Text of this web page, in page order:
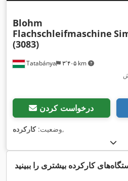
Tatabánya ۳٬۴۰۵ km
Blohm
Flachschleifmaschine
(3083)
درخواست کردن
وضعیت:کارکرده ,
کارکرده بیشتری را ببینید